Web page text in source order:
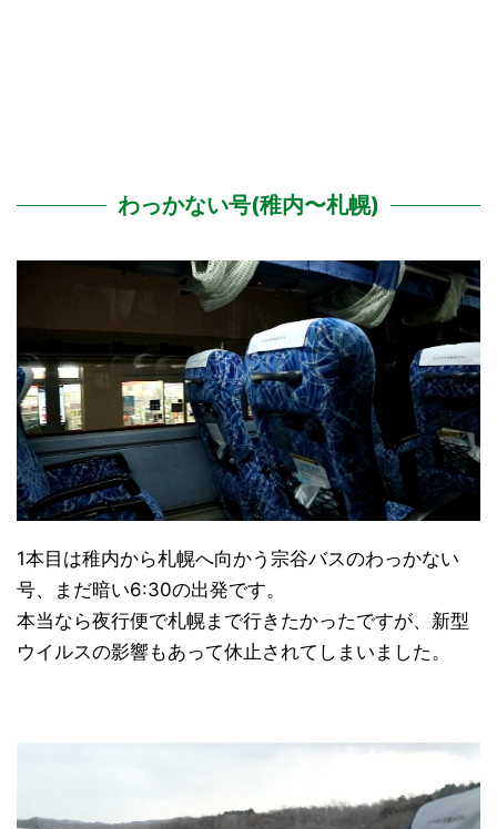
わっかない号(稚内〜札幌)
1本目は稚内から札幌へ向かう宗谷バスのわっかない
号、まだ暗い6:30の出発です。
本当なら夜行便で札幌まで行きたかったですが、新型
ウイルスの影響もあって休止されてしまいました。